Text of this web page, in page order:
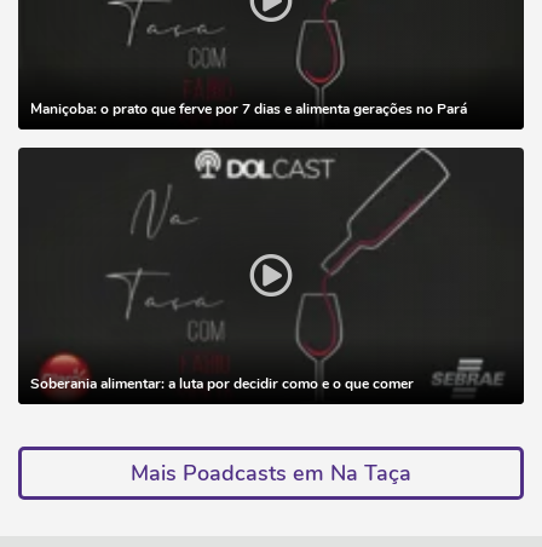
Maniçoba: o prato que ferve por 7 dias e alimenta gerações no Pará
Soberania alimentar: a luta por decidir como e o que comer
Mais Poadcasts em Na Taça